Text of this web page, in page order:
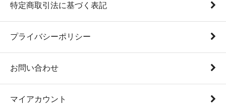
特定商取引法に基づく表記
プライバシーポリシー
お問い合わせ
マイアカウント